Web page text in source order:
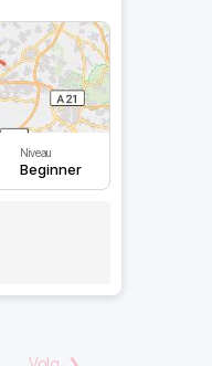
Niveau
Beginner